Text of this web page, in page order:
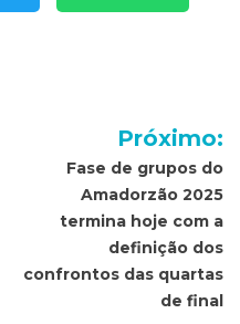
Próximo:
Fase de grupos do
Amadorzão 2025
termina hoje com a
definição dos
confrontos das quartas
de final